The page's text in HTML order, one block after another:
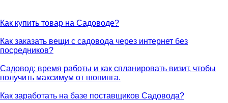
Как купить товар на Cадоводе?
Как заказать вещи с садовода через интернет без
посредников?
Садовод: время работы и как спланировать визит, чтобы
получить максимум от шопинга.
Как заработать на базе поставщиков Садовода?